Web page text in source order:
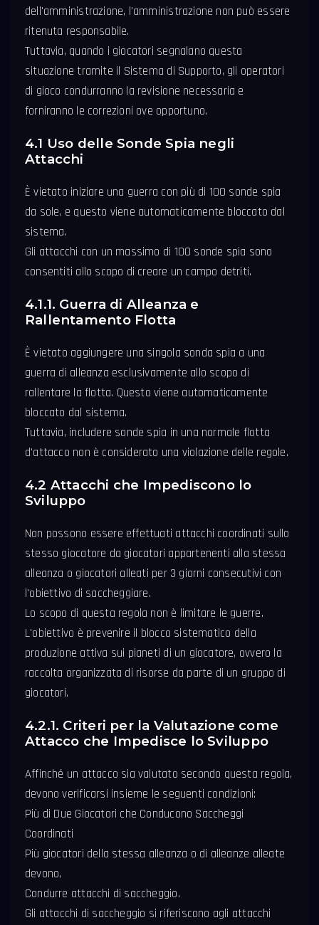
dell'amministrazione, l'amministrazione non può essere
ritenuta responsabile.
Tuttavia, quando i giocatori segnalano questa
situazione tramite il Sistema di Supporto, gli operatori
di gioco condurranno la revisione necessaria e
forniranno le correzioni ove opportuno.
4.1 Uso delle Sonde Spia negli
Attacchi
È vietato iniziare una guerra con più di 100 sonde spia
da sole, e questo viene automaticamente bloccato dal
sistema.
Gli attacchi con un massimo di 100 sonde spia sono
consentiti allo scopo di creare un campo detriti.
4.1.1. Guerra di Alleanza e
Rallentamento Flotta
È vietato aggiungere una singola sonda spia a una
guerra di alleanza esclusivamente allo scopo di
rallentare la flotta. Questo viene automaticamente
bloccato dal sistema.
Tuttavia, includere sonde spia in una normale flotta
d'attacco non è considerato una violazione delle regole.
4.2 Attacchi che Impediscono lo
Sviluppo
Non possono essere effettuati attacchi coordinati sullo
stesso giocatore da giocatori appartenenti alla stessa
alleanza o giocatori alleati per 3 giorni consecutivi con
l'obiettivo di saccheggiare.
Lo scopo di questa regola non è limitare le guerre.
L'obiettivo è prevenire il blocco sistematico della
produzione attiva sui pianeti di un giocatore, ovvero la
raccolta organizzata di risorse da parte di un gruppo di
giocatori.
4.2.1. Criteri per la Valutazione come
Attacco che Impedisce lo Sviluppo
Affinché un attacco sia valutato secondo questa regola,
devono verificarsi insieme le seguenti condizioni:
Più di Due Giocatori che Conducono Saccheggi
Coordinati
Più giocatori della stessa alleanza o di alleanze alleate
devono,
Condurre attacchi di saccheggio.
Gli attacchi di saccheggio si riferiscono agli attacchi